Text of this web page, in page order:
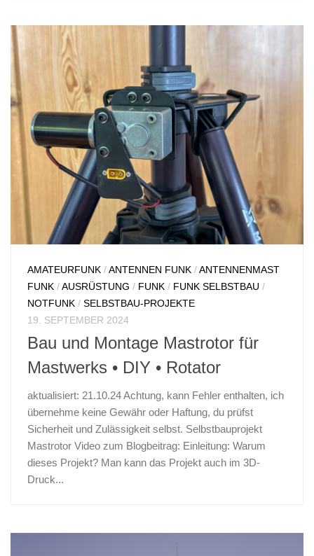
AMATEURFUNK /ANTENNEN FUNK /ANTENNENMAST
FUNK /AUSRÜSTUNG / FUNK / FUNK SELBSTBAU /
NOTFUNK / SELBSTBAU-PROJEKTE
19. SEPTEMBER 2024
Bau und Montage Mastrotor für
Mastwerks • DIY • Rotator
aktualisiert: 21.10.24 Achtung, kann Fehler enthalten, ich
übernehme keine Gewähr oder Haftung, du prüfst
Sicherheit und Zulässigkeit selbst. Selbstbauprojekt
Mastrotor Video zum Blogbeitrag: Einleitung: Warum
dieses Projekt? Man kann das Projekt auch im 3D-
Druck...